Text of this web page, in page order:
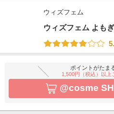
ウィズフェム
ウィズフェム よも
ポイントがたま
1,500円（税込）以上
@cosme